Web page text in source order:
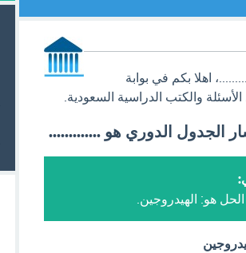
اهلا بكم في بوابة
والكتب الدراسية السعودية.
الجدول الدوري هو .............
الحل هو: الهيدروجين.